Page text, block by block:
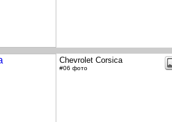
Chevrolet Corsica
#06 фото